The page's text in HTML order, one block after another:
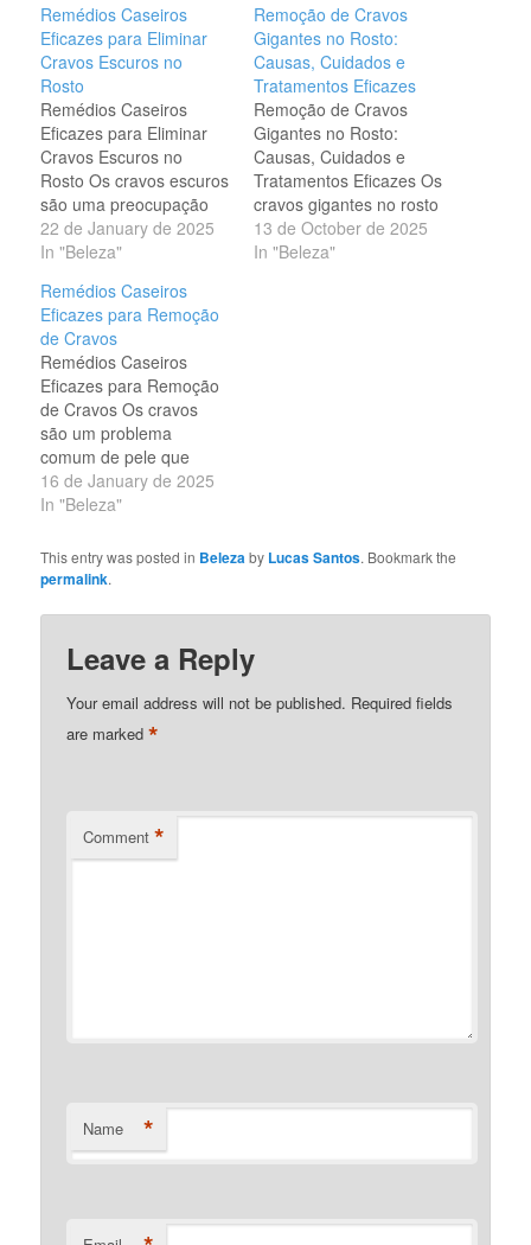
Remédios Caseiros
Eficazes para Eliminar
Cravos Escuros no
Rosto
Remédios Caseiros
Eficazes para Eliminar
Cravos Escuros no
Rosto Os cravos escuros
são uma preocupação
comum para muitas
pessoas, especialmente
exploramos 30 remédios
caseiros eficazes que
podem ajudar a eliminar
essas imperfeições de
forma natural e eficiente.
1. Limpeza Profunda
com Vapor: A limpeza
facial com…
22 de January de 2025
In "Beleza"
Remoção de Cravos
Gigantes no Rosto:
Causas, Cuidados e
Tratamentos Eficazes
Remoção de Cravos
Gigantes no Rosto:
Causas, Cuidados e
Tratamentos Eficazes Os
cravos gigantes no rosto
são um dos problemas
de pele que mais
13 de October de 2025
In "Beleza"
Remédios Caseiros
Eficazes para Remoção
de Cravos
Remédios Caseiros
Eficazes para Remoção
de Cravos Os cravos
são um problema
comum de pele que
afeta pessoas de todas
as idades. Essas
escuras são causadas
pelo entupimento dos
podem aparecer em
várias partes do corpo,
especialmente no rosto.
Felizmente, existem
vários remédios caseiros
eficazes…
16 de January de 2025
In "Beleza"
This entry was posted in Belezaby Lucas Santos. Bookmark the
permalink.
Leave a Reply
Your email address will not be published. Required fields
are marked*
Comment *
Name *